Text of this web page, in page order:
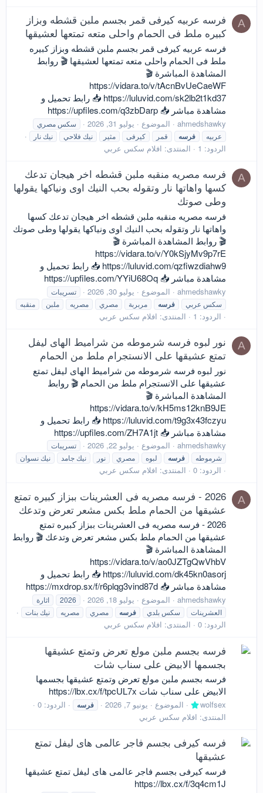
A
فرسه عربيه كيرفى قمر بجسم ملبن قشطه وبزاز
كبيره ملط فى الحمام واحلى متعه تمتعها لعشيقها
فرسه عربيه كيرفى قمر بجسم ملبن قشطه وبزاز كبيره
ملط فى الحمام واحلى متعه تمتعها لعشيقها 🎬 روابط
المشاهدة المباشرة 🎬
https://vidara.to/v/tAcnBvUeCaeWF
https://luluvid.com/sk2lb2t1kd37 📥 رابط تحميل و
مشاهدة مباشر 📥 https://upfiles.com/q3zbDarp
ahmedshawky الموضوع يوليو 31, 2026
سكس مصري
عربيه
فرسه قمر كيرفى مثير نيك فلاحي نيك نار
الردود: 1 المنتدى: افلام سكس عربي
A
فرسه مصريه منقبه ملبن قشطه اخر هيجان تدعك
كسها واهاتها نار وتقوله بحب النيك اوى ونياكها يقولها
وطى صوتك
فرسه مصريه منقبه ملبن قشطه اخر هيجان تدعك كسها
واهاتها نار وتقوله بحب النيك اوى ونياكها يقولها وطى صوتك
🎬 روابط المشاهدة المباشرة 🎬
https://vidara.to/v/Y0kSjyMv9p7rE
https://luluvid.com/qzfiwzdiahw9 📥 رابط تحميل و
مشاهدة مباشر 📥 https://upfiles.com/YYiU68Oq
ahmedshawky الموضوع يوليو 30, 2026
تسريبات
سكس عربي
فرسه مربربة مصري مصريه ملبن منقبه
الردود: 1 المنتدى: افلام سكس عربي
A
نور لبوه فرسه شرموطه من شراميط الهاى ليفل
تمتع عشيقها على الانستجرام ملط من الحمام
نور لبوه فرسه شرموطه من شراميط الهاى ليفل تمتع
عشيقها على الانستجرام ملط من الحمام 🎬 روابط
المشاهدة المباشرة 🎬
https://vidara.to/v/kH5ms12knB9JE
https://luluvid.com/t9g3x43fczyu 📥 رابط تحميل و
مشاهدة مباشر 📥 https://upfiles.com/ZH7A1jt
ahmedshawky الموضوع يوليو 22, 2026
تسريبات
شرموطه
فرسه لبوه مصري نور نيك جامد نيك نسوان
الردود: 0 المنتدى: افلام سكس عربي
A
2026 - فرسه مصريه فى العشرينات ببزاز كبيره تمتع
عشيقها من الحمام ملط بكس مشعر تعرض وتدعك
2026 - فرسه مصريه فى العشرينات ببزاز كبيره تمتع
عشيقها من الحمام ملط بكس مشعر تعرض وتدعك 🎬 روابط
المشاهدة المباشرة 🎬
https://vidara.to/v/ao0JZTgQwVhbV
https://luluvid.com/dk45kn0asorj 📥 رابط تحميل و
مشاهدة مباشر 📥 https://mxdrop.sx/f/r6plqg3vind87d
ahmedshawky الموضوع يوليو 18, 2026 2026
اثارة
العشرينات
سكس بلدي فرسه مصري مصريه نيك بنات
الردود: 0 المنتدى: افلام سكس عربي
فرسه بجسم ملبن مولع تعرض وتمتع عشيقها
بجسمها الابيض على سناب شات
فرسه بجسم ملبن مولع تعرض وتمتع عشيقها بجسمها
الابيض على سناب شات https://lbx.cx/f/tpcUL7x
wolfsex الموضوع يونيو 7, 2026 فرسه
الردود: 0
المنتدى: افلام سكس عربي
فرسه كيرفى بجسم فاجر عالمى هاى ليفل تمتع
عشيقها
فرسه كيرفى بجسم فاجر عالمى هاى ليفل تمتع عشيقها
https://lbx.cx/f/3q4cm1J